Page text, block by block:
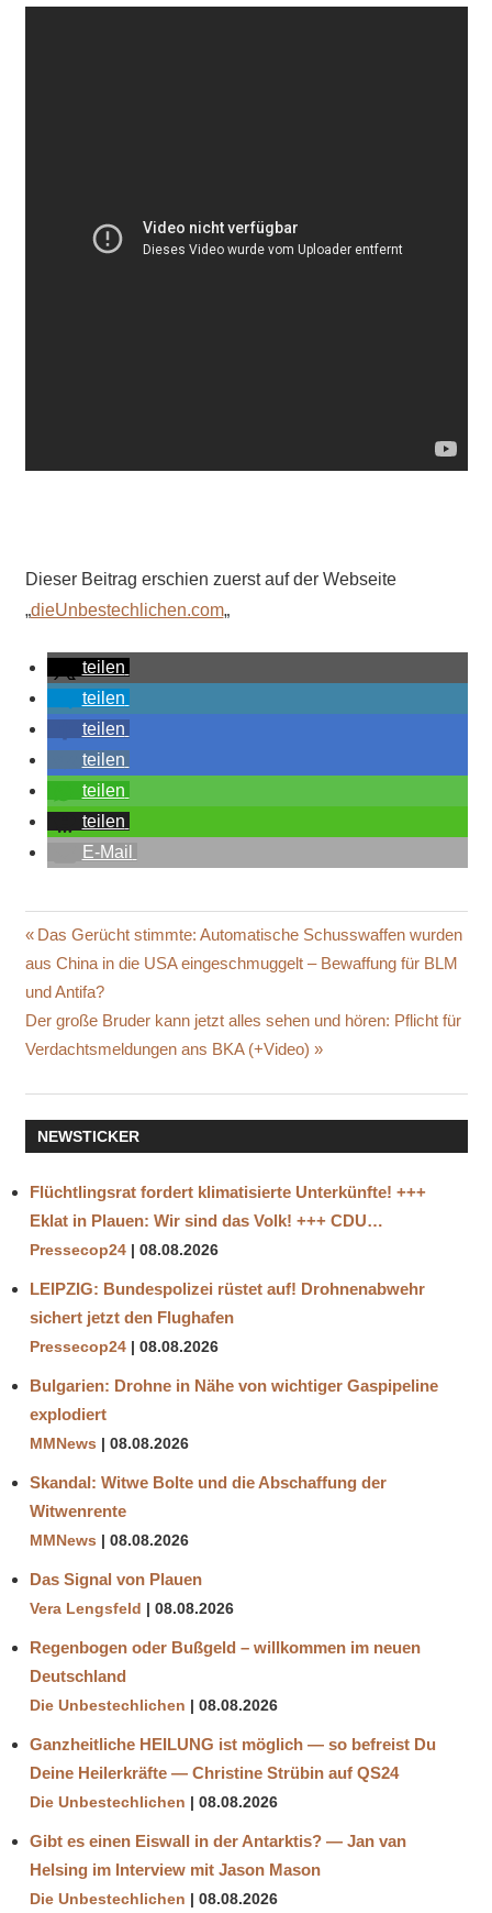
Dieser Beitrag erschien zuerst auf der Webseite
„dieUnbestechlichen.com„
teilen
teilen
teilen
teilen
teilen
teilen
E-Mail
BERGISCH
CHATOOM
MISSBRAUCH
PÄDOPHILE
VERGEWALTIGUNG
Beitragsnavigation
Vorheriger
Beitrag:
Das Gerücht stimmte: Automatische Schusswaffen wurden
aus China in die USA eingeschmuggelt – Bewaffung für BLM
und Antifa?
Nächster
Beitrag:
Der große Bruder kann jetzt alles sehen und hören: Pflicht für
Verdachtsmeldungen ans BKA (+Video)
NEWSTICKER
Flüchtlingsrat fordert klimatisierte Unterkünfte! +++
Eklat in Plauen: Wir sind das Volk! +++ CDU…
Pressecop24 08.08.2026
LEIPZIG: Bundespolizei rüstet auf! Drohnenabwehr
sichert jetzt den Flughafen
Pressecop24 08.08.2026
Bulgarien: Drohne in Nähe von wichtiger Gaspipeline
explodiert
MMNews 08.08.2026
Skandal: Witwe Bolte und die Abschaffung der
Witwenrente
MMNews 08.08.2026
Das Signal von Plauen
Vera Lengsfeld 08.08.2026
Regenbogen oder Bußgeld – willkommen im neuen
Deutschland
Die Unbestechlichen 08.08.2026
Ganzheitliche HEILUNG ist möglich — so befreist Du
Deine Heilerkräfte — Christine Strübin auf QS24
Die Unbestechlichen 08.08.2026
Gibt es einen Eiswall in der Antarktis? — Jan van
Helsing im Interview mit Jason Mason
Die Unbestechlichen 08.08.2026